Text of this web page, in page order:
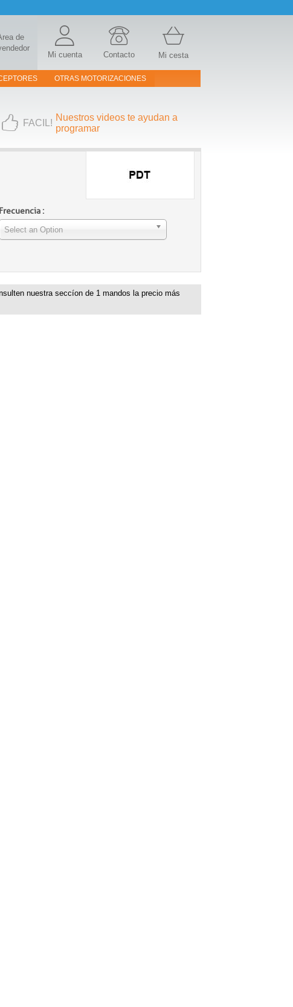
de
Mi cuenta Contacto Mi cesta
OTRAS MOTORIZACIONES
FACIL!
Nuestros videos te ayudan a
programar
Frecuencia :
Select an Option
nuestra seccíon de 1 mandos la precio más